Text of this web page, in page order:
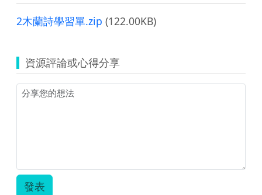
2木蘭詩學習單.zip (122.00KB)
資源評論或心得分享
發表